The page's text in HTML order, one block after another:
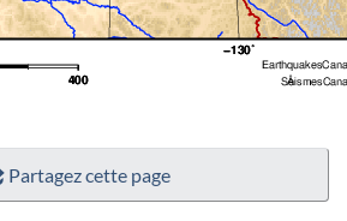
Partagez cette page